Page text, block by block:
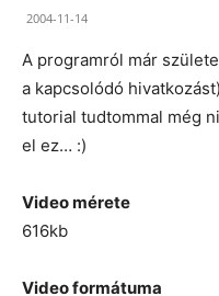
2004-11-14
A programról már
a kapcsolódó
tutorial tudtommal még
el ez… :)
Video mérete
616kb
Video formátuma